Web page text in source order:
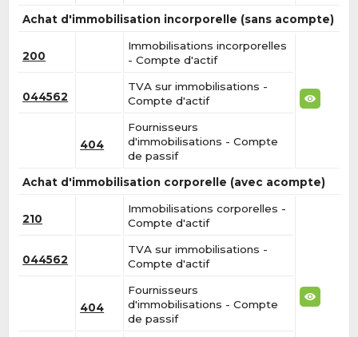
Achat d'immobilisation incorporelle (sans acompte)
200
Immobilisations incorporelles
- Compte d'actif
044562
TVA sur immobilisations -
Compte d'actif
404
Fournisseurs
d'immobilisations - Compte
de passif
Achat d'immobilisation corporelle (avec acompte)
210
Immobilisations corporelles -
Compte d'actif
044562
TVA sur immobilisations -
Compte d'actif
404
Fournisseurs
d'immobilisations - Compte
de passif